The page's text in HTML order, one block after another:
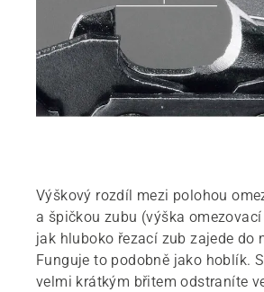
Výškový rozdíl mezi polohou
a špičkou zubu (výška
jak hluboko řezací zub zajede do
Funguje to podobně jako hoblík.
velmi krátkým břitem odstraníte